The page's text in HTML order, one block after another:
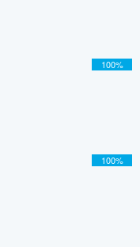
100%
100%